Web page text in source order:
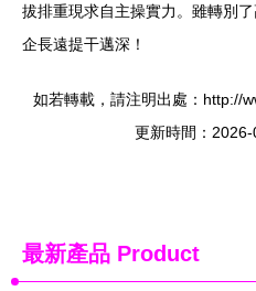
拔排重現求自主操實力。雖轉別
企長遠提干邁深！
如若轉載，請注明出處：http://
更新時間：
最新產品 Product